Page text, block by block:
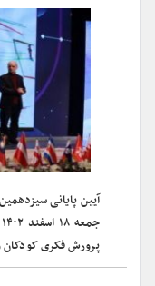
آیین پایانی
پرورش فکری کودکان